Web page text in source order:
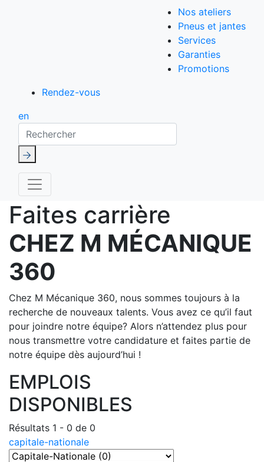
Nos ateliers
Pneus et jantes
Services
Garanties
Promotions
Rendez-vous
en
Rechercher
Faites carrière
CHEZ M MÉCANIQUE
360
Chez M Mécanique 360, nous sommes toujours à la
recherche de nouveaux talents. Vous avez ce qu’il faut
pour joindre notre équipe? Alors n’attendez plus pour
nous transmettre votre candidature et faites partie de
notre équipe dès aujourd’hui !
EMPLOIS
DISPONIBLES
Résultats 1 - 0 de 0
capitale-nationale